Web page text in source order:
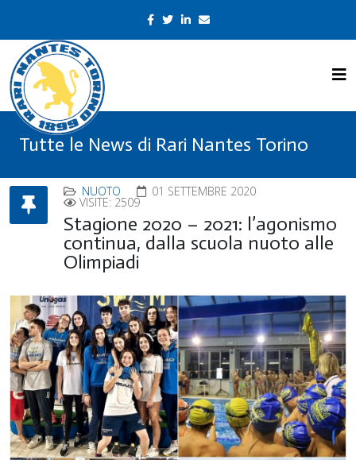
Tutte le News di Rari Nantes Torino
NUOTO 01 SETTEMBRE 2020
VISITE: 2509
Stagione 2020 – 2021: l’agonismo
continua, dalla scuola nuoto alle
Olimpiadi